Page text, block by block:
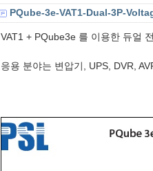
PQube-3e-VAT1-Dual-3P-
VAT1 + PQube3e 를 이용한 듀얼
응용 분야는 변압기, UPS, DVR,